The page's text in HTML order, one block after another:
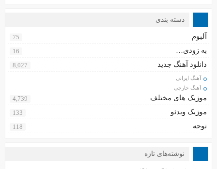
دسته بندی
آلبوم 75
به زودی… 16
دانلود آهنگ جدید 8,027
آهنگ ایرانی
آهنگ خارجی
موزیک های مختلف 4,739
موزیک ویدئو 133
نوحه 118
نوشته‌های تازه